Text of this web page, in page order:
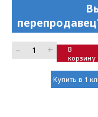
– +
В
корзину
Купить в 1